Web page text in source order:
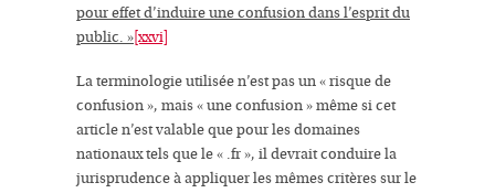
pour effet d’induire une confusion dans l’esprit du
public. »[xxvi]
La terminologie utilisée n’est pas un «risque de
confusion», mais «une confusion» même si cet
article n’est valable que pour les domaines
nationaux tels que le « .fr », il devrait conduire la
jurisprudence à appliquer les mêmes critères sur le